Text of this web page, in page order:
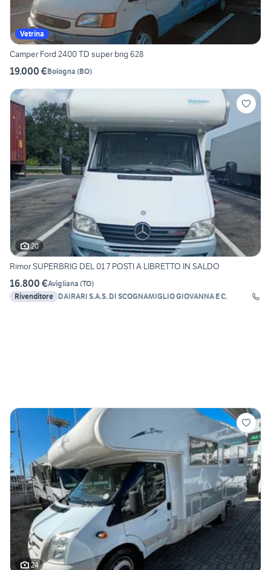
Vetrina
Camper Ford 2400 TD super brig 628
19.000 €Bologna (BO)
20
Rimor SUPERBRIG DEL 01 7 POSTI A LIBRETTO IN SALDO
16.800 €Avigliana (TO)
Rivenditore DAIRARI S.A.S. DI SCOGNAMIGLIO GIOVANNA E C.
24